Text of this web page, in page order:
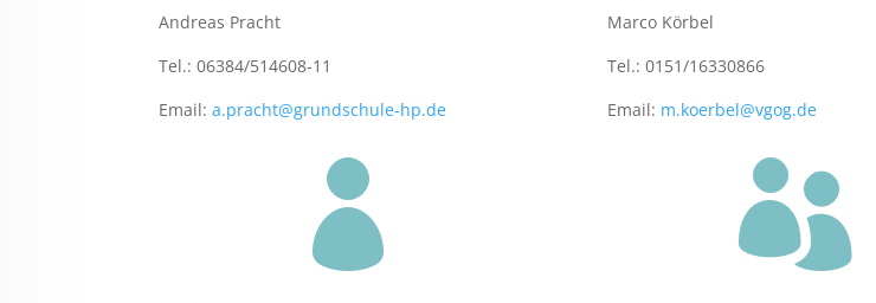
Andreas Pracht
Tel.: 06384/514608-11
Email:a.pracht@grundschule-hp.de

Marco Körbel
Tel.: 0151/16330866
Email: m.koerbel@vgog.de
